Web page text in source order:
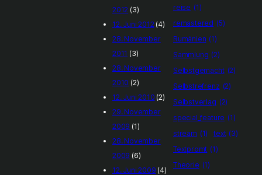
2012 (3)
12. Juni 2012 (4)
28. November
2011 (3)
28. November
2010 (2)
12. Juni 2010 (2)
29. November
2009 (1)
28. November
2009 (6)
12. Juni 2009 (4)
reise (1)
remastered (5)
Rumänien (1)
Sammlung (2)
Selbstgemacht (2)
Selbstrefrenz (2)
Selbstverlag (2)
special_feature (1)
stream (1) text (3)
Textpromt (1)
Theorie (1)